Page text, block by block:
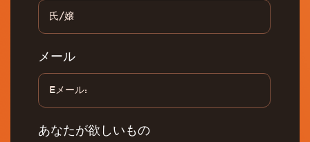
メール
あなたが欲しいもの